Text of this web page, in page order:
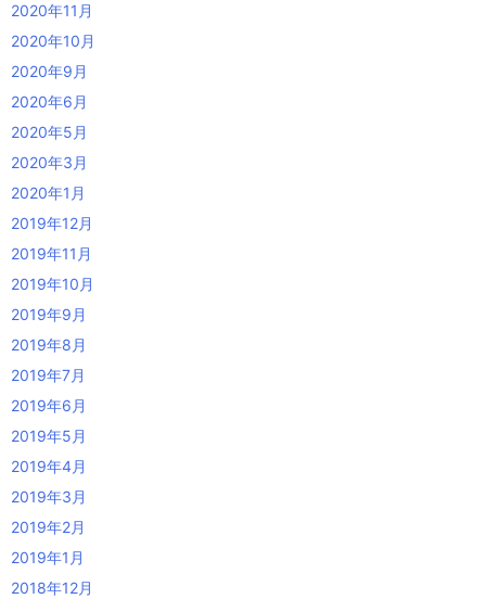
2020年11月
2020年10月
2020年9月
2020年6月
2020年5月
2020年3月
2020年1月
2019年12月
2019年11月
2019年10月
2019年9月
2019年8月
2019年7月
2019年6月
2019年5月
2019年4月
2019年3月
2019年2月
2019年1月
2018年12月